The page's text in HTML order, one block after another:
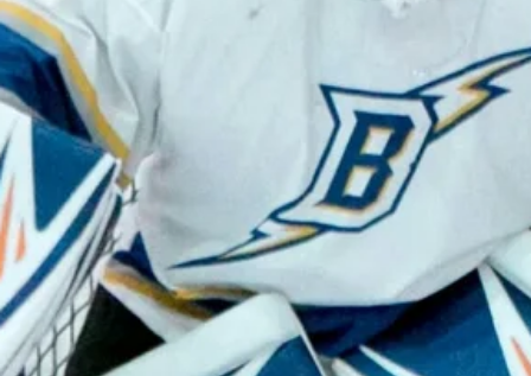
Amphibienschutz
Programm
Service
Nachgehört
Podcast
Newsletter
Zeit fürs Oberland
Handwerker